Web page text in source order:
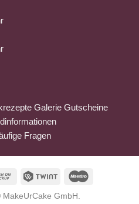
Galerie Gutscheine
Fragen
Cash
Pickup
Twint
MakeUrCake GmbH